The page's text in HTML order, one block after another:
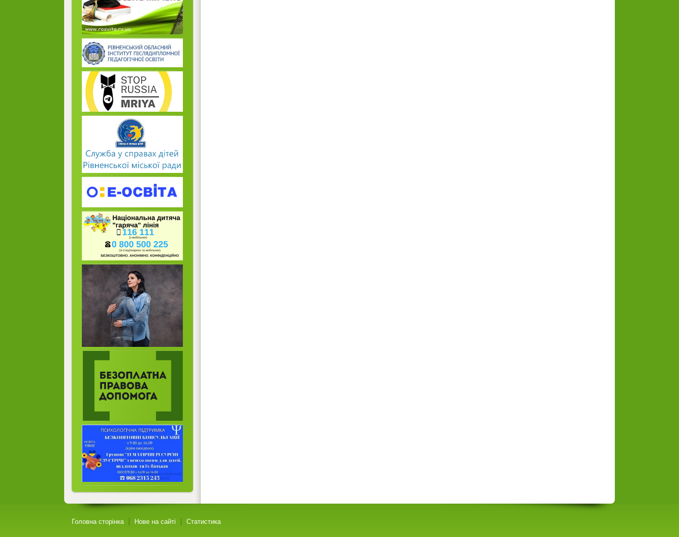
Головна сторінка Нове на сайті Статистика